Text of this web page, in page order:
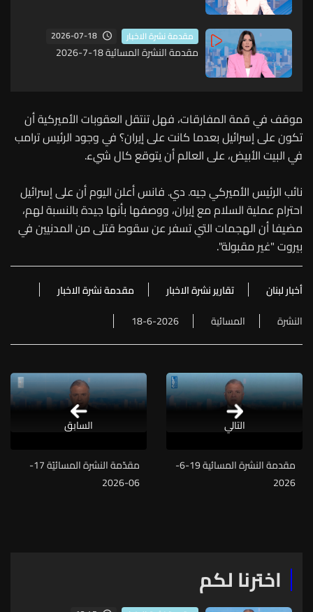
مقدمة نشرة الاخبار 2026-07-18
مقدمة النشرة المسائية 18-7-2026
موقف في قمة المفارقات، فهل تنتقل العقوبات الأميركية أن
تكون على إسرائيل بعدما كانت على إيران؟ في وجود الرئيس ترامب
في البيت الأبيض، على العالم أن يتوقع كال شيء.
نائب الرئيس الأميركي جيه. دي. فانس أعلن اليوم أن على إسرائيل
احترام عملية السلام مع إيران، ووصفها بأنها جيدة بالنسبة لهم،
مضيفا أن الهجمات التي تسفر عن سقوط قتلى من المدنيين في
بيروت "غير مقبولة".
أخبار لبنان تقارير نشرة الاخبار
مقدمة نشرة الاخبار
النشرة
المسائية 18-6-2026
التالي
مقدمة النشرة المسائية 19-6-
2026
مقدّمة النشرة المسائيّة 17-
06-2026
السابق
اخترنا لكم